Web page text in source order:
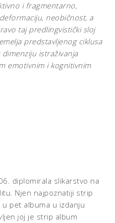
i fragmentarno,
neobičnost, a
taj predlingvistički sloj
predstavljenog ciklusa
istraživanja
emotivnim i kognitivnim
diplomirala slikarstvo na
Njen najpoznatiji strip
u pet albuma u izdanju
joj je strip album